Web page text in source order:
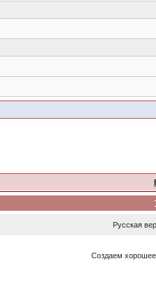
Русская
Создаем